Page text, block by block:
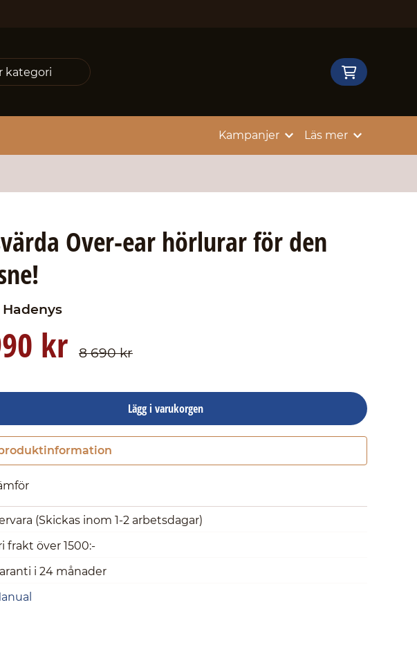
Kampanjer Läs mer
Over-ear hörlurar för den
Hadenys
kr 8 690 kr
Lägg i varukorgen
(Skickas inom 1-2 arbetsdagar)
frakt över 1500:-
i 24 månader